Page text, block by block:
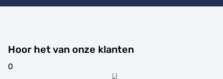
Hoor het van onze klanten
0